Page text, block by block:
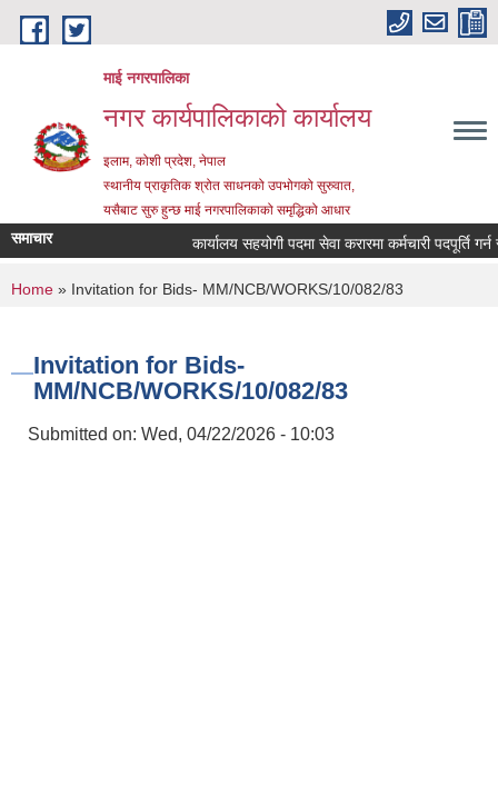
Skip to main content
माई नगरपालिका
नगर कार्यपालिकाको कार्यालय
इलाम, कोशी प्रदेश, नेपाल
स्थानीय प्राकृतिक श्रोत साधनको उपभोगको सुरुवात,
यसैबाट सुरु हुन्छ माई नगरपालिकाको समृद्धिको आधार
समाचार कार्यालय सहयोगी पदमा सेवा करारमा कर्मचारी पदपूर्ति गर्न
You are here
Home » Invitation for Bids- MM/NCB/WORKS/10/082/83
Invitation for Bids-
MM/NCB/WORKS/10/082/83
Submitted on: Wed, 04/22/2026 - 10:03